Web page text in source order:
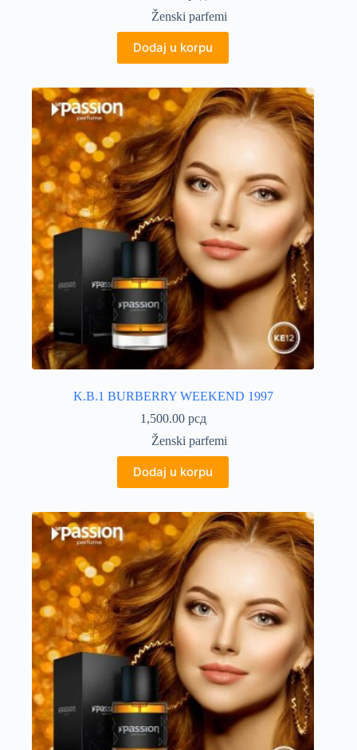
Ženski parfemi
Dodaj u korpu
K.B.1 BURBERRY WEEKEND 1997
1,500.00 рсд
Ženski parfemi
Dodaj u korpu